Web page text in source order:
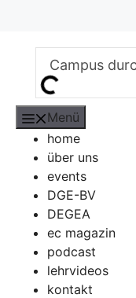
springen
Menü
home
über uns
events
DGE-BV
DEGEA
ec magazin
podcast
lehrvideos
kontakt